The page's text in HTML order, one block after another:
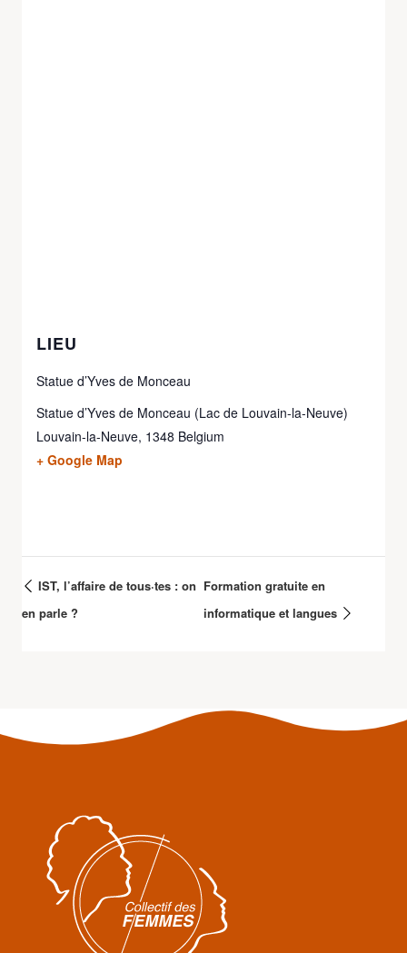
LIEU
Statue d’Yves de Monceau
Statue d’Yves de Monceau (Lac de Louvain-la-Neuve)
Louvain-la-Neuve, 1348 Belgium
+ Google Map
IST, l’affaire de tous·tes : on
en parle ?
Formation gratuite en
informatique et langues